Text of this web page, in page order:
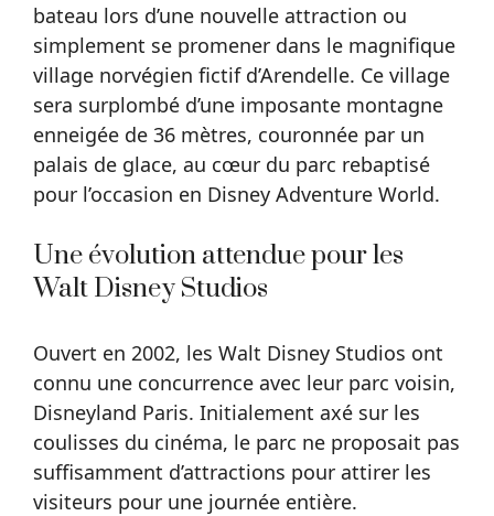
bateau lors d’une nouvelle attraction ou
simplement se promener dans le magnifique
village norvégien fictif d’Arendelle. Ce village
sera surplombé d’une imposante montagne
enneigée de 36 mètres, couronnée par un
palais de glace, au cœur du parc rebaptisé
pour l’occasion en Disney Adventure World.
Une évolution attendue pour les
Walt Disney Studios
Ouvert en 2002, les Walt Disney Studios ont
connu une concurrence avec leur parc voisin,
Disneyland Paris. Initialement axé sur les
coulisses du cinéma, le parc ne proposait pas
suffisamment d’attractions pour attirer les
visiteurs pour une journée entière.